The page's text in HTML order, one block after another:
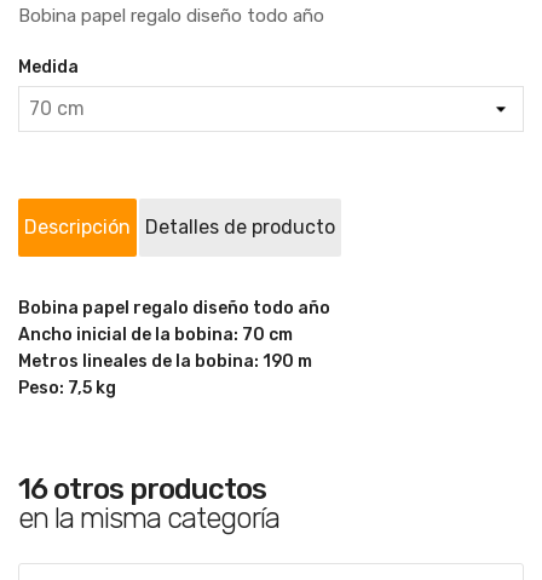
Bobina papel regalo diseño todo año
Medida
Descripción Detalles de producto
Bobina papel regalo diseño todo año
Ancho inicial de la bobina: 70 cm
Metros lineales de la bobina: 190 m
Peso: 7,5 kg
16 otros productos
en la misma categoría